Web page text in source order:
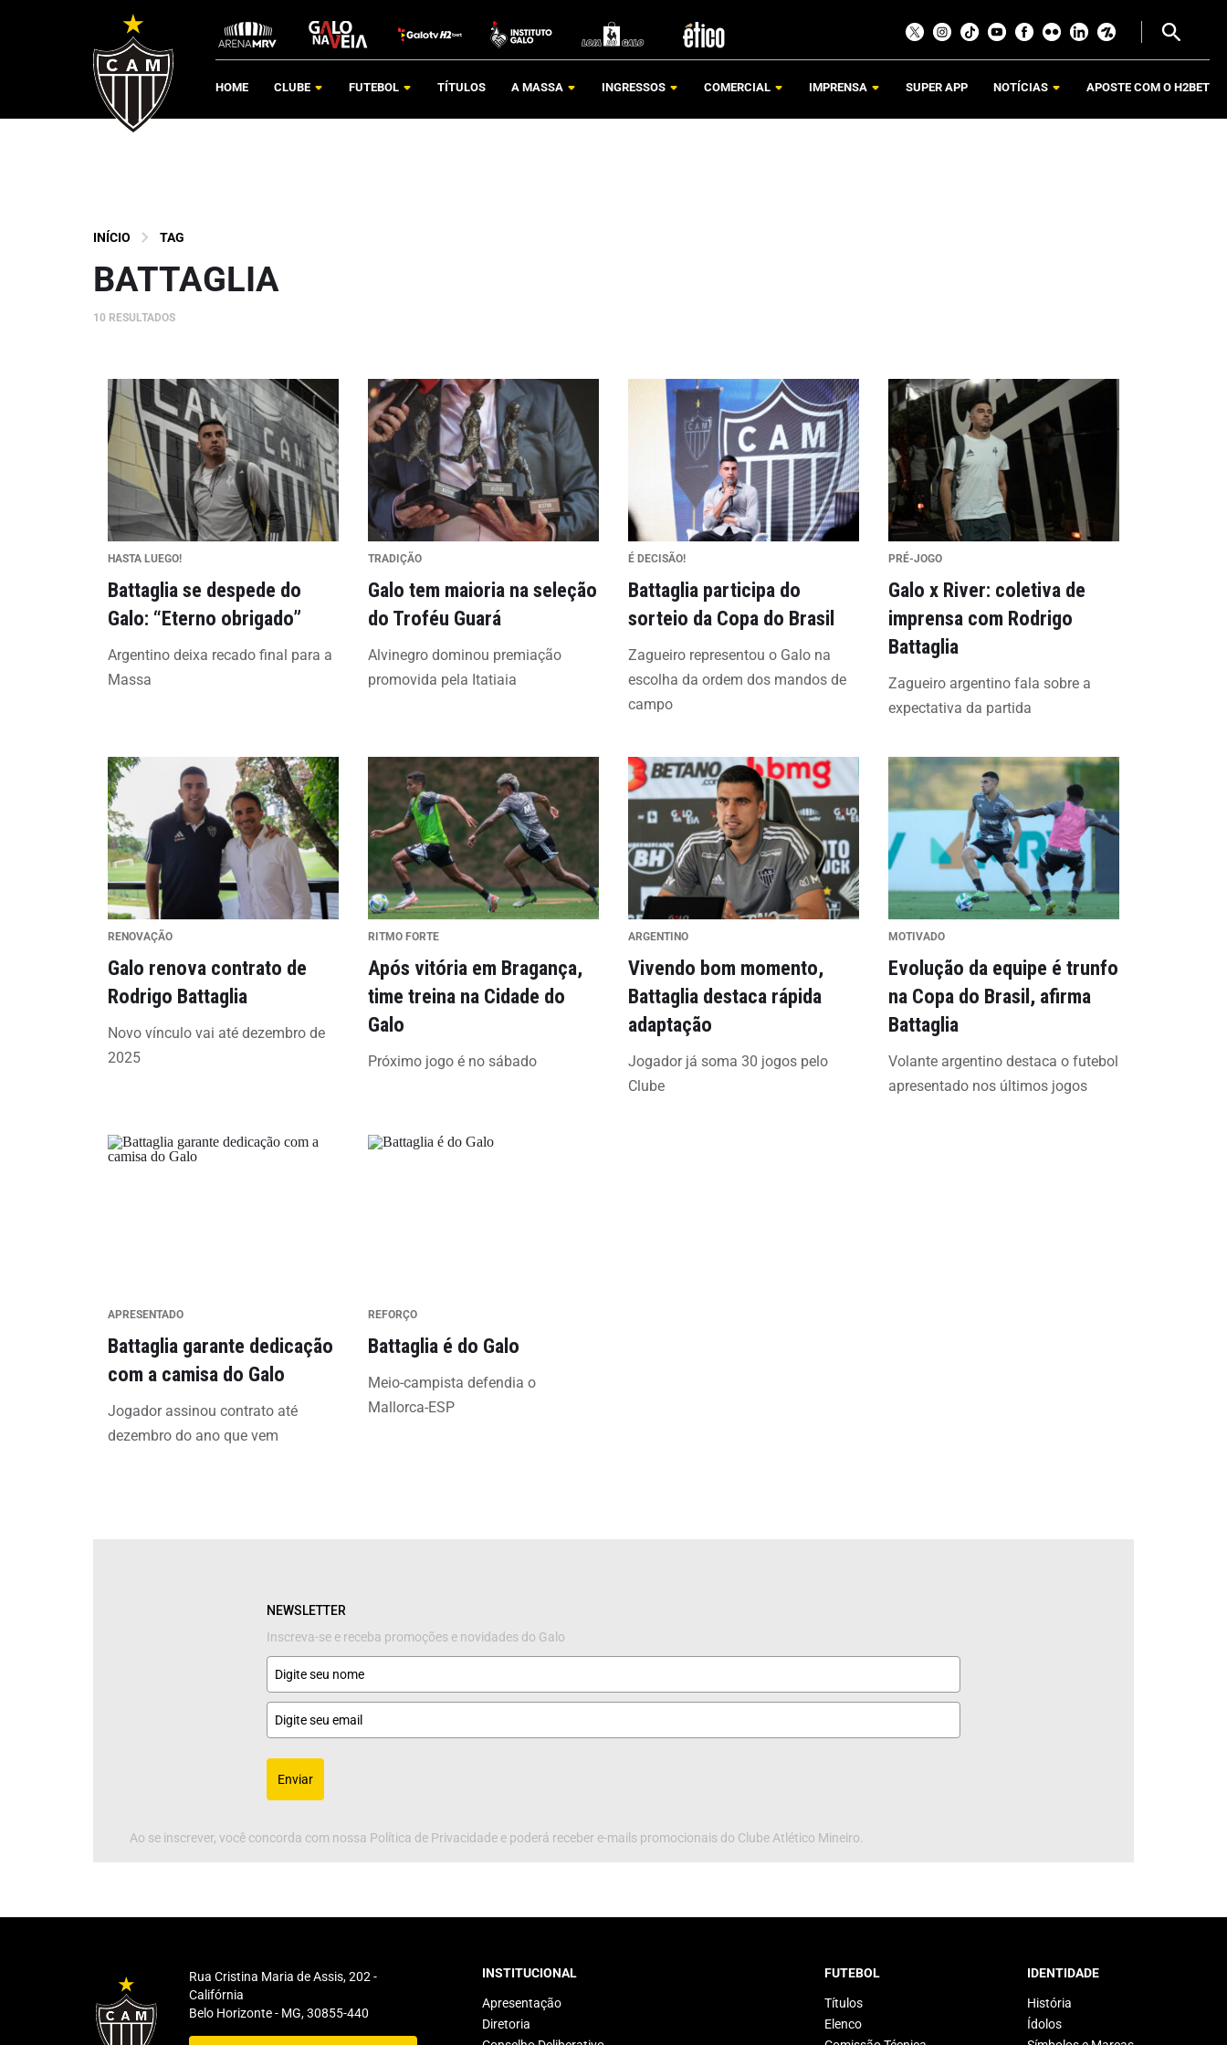
HOME CLUBE FUTEBOL TÍTULOS A MASSA INGRESSOS COMERCIAL IMPRENSA SUPER APP NOTÍCIAS APOSTE COM O H2BET
INÍCIO TAG
BATTAGLIA
10 RESULTADOS
HASTA LUEGO!
Battaglia se despede do
Galo: “Eterno obrigado”
Argentino deixa recado final para a
Massa
TRADIÇÃO
Galo tem maioria na seleção
do Troféu Guará
Alvinegro dominou premiação
promovida pela Itatiaia
É DECISÃO!
Battaglia participa do
sorteio da Copa do Brasil
Zagueiro representou o Galo na
escolha da ordem dos mandos de
campo
PRÉ-JOGO
Galo x River: coletiva de
imprensa com Rodrigo
Battaglia
Zagueiro argentino fala sobre a
expectativa da partida
RENOVAÇÃO
Galo renova contrato de
Rodrigo Battaglia
Novo vínculo vai até dezembro de
2025
RITMO FORTE
Após vitória em Bragança,
time treina na Cidade do
Galo
Próximo jogo é no sábado
ARGENTINO
Vivendo bom momento,
Battaglia destaca rápida
adaptação
Jogador já soma 30 jogos pelo
Clube
MOTIVADO
Evolução da equipe é trunfo
na Copa do Brasil, afirma
Battaglia
Volante argentino destaca o futebol
apresentado nos últimos jogos
APRESENTADO
Battaglia garante dedicação
com a camisa do Galo
Jogador assinou contrato até
dezembro do ano que vem
REFORÇO
Battaglia é do Galo
Meio-campista defendia o
Mallorca-ESP
NEWSLETTER
Inscreva-se e receba promoções e novidades do Galo
Enviar
Ao se inscrever, você concorda com nossa Política de Privacidade e poderá receber e-mails promocionais do Clube Atlético Mineiro.
Rua Cristina Maria de Assis, 202 -
Califórnia
Belo Horizonte - MG, 30855-440
INSTITUCIONAL
Apresentação
Diretoria
FUTEBOL
Títulos
Elenco
IDENTIDADE
História
Ídolos